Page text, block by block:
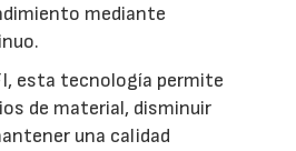
mediante
esta tecnología permite
de material, disminuir
una calidad